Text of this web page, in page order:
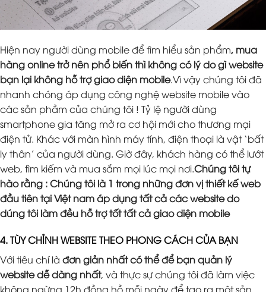
Hiện nay người dùng mobile để tìm hiểu sản phẩm, mua
hàng online trở nên phổ biến thì không có lý do gì website
bạn lại không hỗ trợ giao diện mobile.Vì vậy chúng tôi đã
nhanh chóng áp dụng công nghệ website mobile vào
các sản phầm của chúng tôi ! Tỷ lệ người dùng
smartphone gia tăng mở ra cơ hội mới cho thương mại
điện tử. Khác với màn hình máy tính, điện thoại là vật ‘bất
ly thân’ của người dùng. Giờ đây, khách hàng có thể lướt
web, tìm kiếm và mua sắm mọi lúc mọi nơi.Chúng tôi tự
hào rằng : Chúng tôi là 1 trong những đơn vị thiết kế web
đầu tiên tại Việt nam áp dụng tất cả các website do
dúng tôi làm đều hỗ trợ tốt tất cả giao diện mobile
4. TÙY CHỈNH WEBSITE THEO PHONG CÁCH CỦA BẠN
Với tiêu chí là đơn giản nhất có thể để bạn quản lý
website dễ dàng nhất, và thực sự chúng tôi đã làm việc
không ngừng 12h đồng hồ mỗi ngày để tạo ra một sản